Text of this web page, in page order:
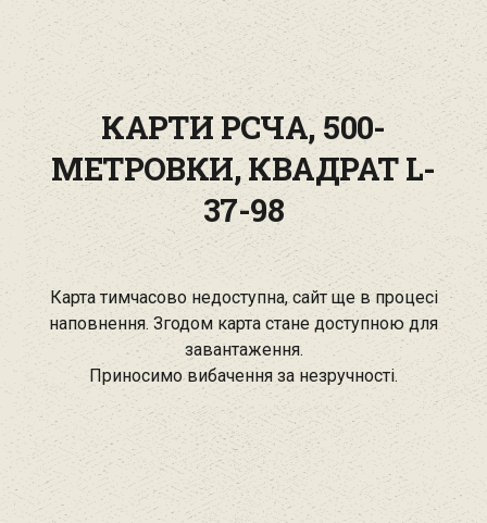
КАРТИ РСЧА, 500-
МЕТРОВКИ, КВАДРАТ L-
37-98
Карта тимчасово недоступна, сайт ще в процесі
наповнення. Згодом карта стане доступною для
завантаження.
Приносимо вибачення за незручності.